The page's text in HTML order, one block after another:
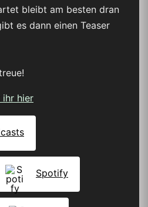
bleibt am besten dran
es dann einen Teaser
ihr hier
Spotify